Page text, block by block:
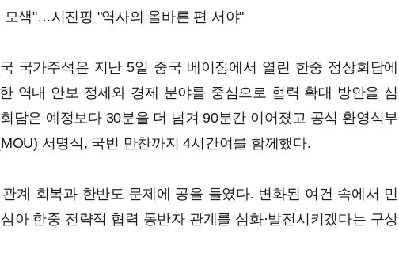
색"…시진핑 "역사의 올바른 편 서야"
국가주석은 지난 5일 중국 베이징에서 열린 한중 정상회담에
역내 안보 정세와 경제 분야를 중심으로 협력 확대 방안을 심
담은 예정보다 30분을 더 넘겨 90분간 이어졌고 공식 환영식부
서명식, 국빈 만찬까지 4시간여를 함께했다.
계 회복과 한반도 문제에 공을 들였다. 변화된 여건 속에서 민
아 한중 전략적 협력 동반자 관계를 심화·발전시키겠다는 구상